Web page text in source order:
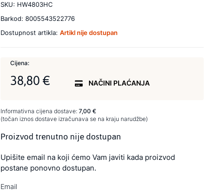
SKU: HW4803HC
Barkod: 8005543522776
Dostupnost artikla: Artikl nije dostupan
Cijena:
38,80 € NAČINI PLAĆANJA
Informativna cijena dostave: 7,00 €
(točan iznos dostave izračunava se na kraju narudžbe)
Proizvod trenutno nije dostupan
Upišite email na koji ćemo Vam javiti kada proizvod
postane ponovno dostupan.
Email